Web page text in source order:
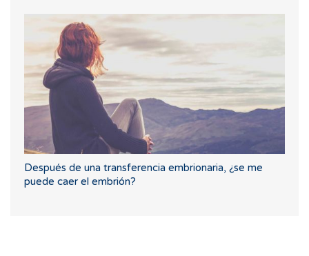
Después de una transferencia embrionaria, ¿se me
puede caer el embrión?